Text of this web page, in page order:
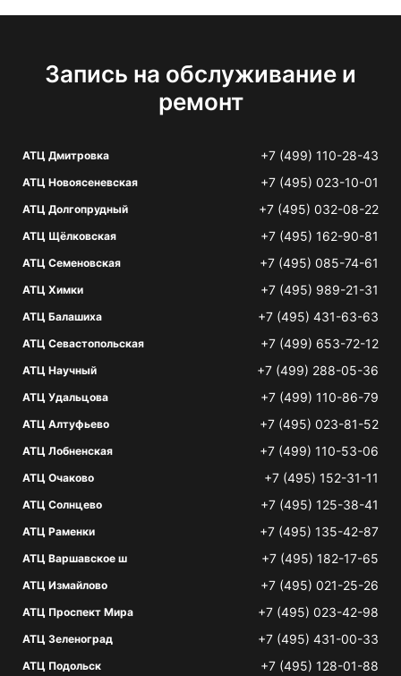
Запись на обслуживание и
ремонт
АТЦ Дмитровка +7 (499) 110-28-43
АТЦ Новоясеневская +7 (495) 023-10-01
АТЦ Долгопрудный +7 (495) 032-08-22
АТЦ Щёлковская +7 (495) 162-90-81
АТЦ Семеновская +7 (495) 085-74-61
АТЦ Химки +7 (495) 989-21-31
АТЦ Балашиха +7 (495) 431-63-63
АТЦ Севастопольская +7 (499) 653-72-12
АТЦ Научный +7 (499) 288-05-36
АТЦ Удальцова +7 (499) 110-86-79
АТЦ Алтуфьево +7 (495) 023-81-52
АТЦ Лобненская +7 (499) 110-53-06
АТЦ Очаково +7 (495) 152-31-11
АТЦ Солнцево +7 (495) 125-38-41
АТЦ Раменки +7 (495) 135-42-87
АТЦ Варшавское ш +7 (495) 182-17-65
АТЦ Измайлово +7 (495) 021-25-26
АТЦ Проспект Мира +7 (495) 023-42-98
АТЦ Зеленоград +7 (495) 431-00-33
АТЦ Подольск +7 (495) 128-01-88